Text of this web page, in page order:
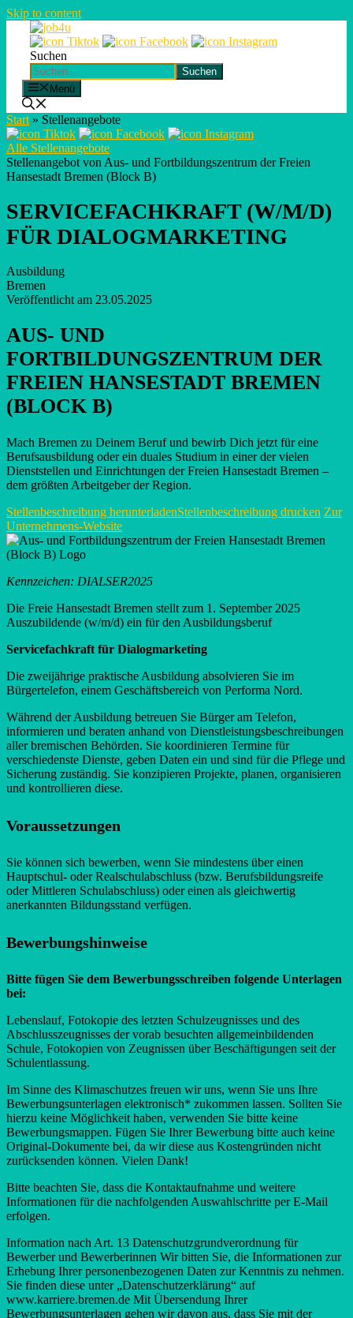
Skip to content
Suchen
Suchen
Menü
Start » Stellenangebote
Alle Stellenangebote
Stellenangebot von Aus- und Fortbildungszentrum der Freien
Hansestadt Bremen (Block B)
SERVICEFACHKRAFT (W/M/D)
FÜR DIALOGMARKETING
Ausbildung
Bremen
Veröffentlicht am 23.05.2025
AUS- UND
FORTBILDUNGSZENTRUM DER
FREIEN HANSESTADT BREMEN
(BLOCK B)
Mach Bremen zu Deinem Beruf und bewirb Dich jetzt für eine
Berufsausbildung oder ein duales Studium in einer der vielen
Dienststellen und Einrichtungen der Freien Hansestadt Bremen –
dem größten Arbeitgeber der Region.
Stellenbeschreibung herunterladenStellenbeschreibung drucken Zur
Unternehmens-Website
Kennzeichen: DIALSER2025
Die Freie Hansestadt Bremen stellt zum 1. September 2025
Auszubildende (w/m/d) ein für den Ausbildungsberuf
Servicefachkraft für Dialogmarketing
Die zweijährige praktische Ausbildung absolvieren Sie im
Bürgertelefon, einem Geschäftsbereich von Performa Nord.
Während der Ausbildung betreuen Sie Bürger am Telefon,
informieren und beraten anhand von Dienstleistungsbeschreibungen
aller bremischen Behörden. Sie koordinieren Termine für
verschiedenste Dienste, geben Daten ein und sind für die Pflege und
Sicherung zuständig. Sie konzipieren Projekte, planen, organisieren
und kontrollieren diese.
Voraussetzungen
Sie können sich bewerben, wenn Sie mindestens über einen
Hauptschul- oder Realschulabschluss (bzw. Berufsbildungsreife
oder Mittleren Schulabschluss) oder einen als gleichwertig
anerkannten Bildungsstand verfügen.
Bewerbungshinweise
Bitte fügen Sie dem Bewerbungsschreiben folgende Unterlagen
bei:
Lebenslauf, Fotokopie des letzten Schulzeugnisses und des
Abschlusszeugnisses der vorab besuchten allgemeinbildenden
Schule, Fotokopien von Zeugnissen über Beschäftigungen seit der
Schulentlassung.
Im Sinne des Klimaschutzes freuen wir uns, wenn Sie uns Ihre
Bewerbungsunterlagen elektronisch* zukommen lassen. Sollten Sie
hierzu keine Möglichkeit haben, verwenden Sie bitte keine
Bewerbungsmappen. Fügen Sie Ihrer Bewerbung bitte auch keine
Original-Dokumente bei, da wir diese aus Kostengründen nicht
zurücksenden können. Vielen Dank!
Bitte beachten Sie, dass die Kontaktaufnahme und weitere
Informationen für die nachfolgenden Auswahlschritte per E-Mail
erfolgen.
Information nach Art. 13 Datenschutzgrundverordnung für
Bewerber und Bewerberinnen Wir bitten Sie, die Informationen zur
Erhebung Ihrer personenbezogenen Daten zur Kenntnis zu nehmen.
Sie finden diese unter „Datenschutzerklärung“ auf
www.karriere.bremen.de Mit Übersendung Ihrer
Bewerbungsunterlagen gehen wir davon aus, dass Sie mit der